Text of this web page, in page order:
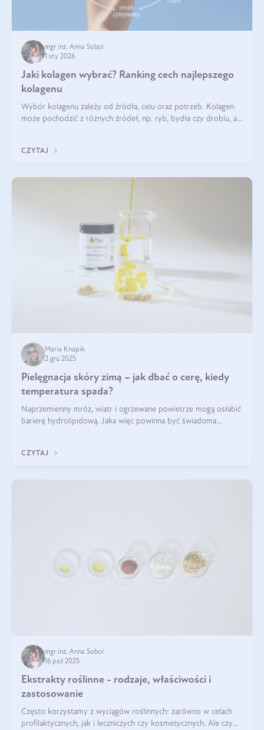
mgr inż. Anna Sobol
1 sty 2026
Jaki kolagen wybrać? Ranking cech najlepszego
kolagenu
Wybór kolagenu zależy od źródła, celu oraz potrzeb. Kolagen
może pochodzić z różnych źródeł, np. ryb, bydła czy drobiu, a
bydlęcy.
CZYTAJ
Maria Knapik
2 gru 2025
Pielęgnacja skóry zimą – jak dbać o cerę, kiedy
temperatura spada?
Naprzemienny mróz, wiatr i ogrzewane powietrze mogą osłabić
barierę hydrolipidową. Jaka więc powinna być świadoma
CZYTAJ
mgr inż. Anna Sobol
16 paź 2025
Ekstrakty roślinne - rodzaje, właściwości i
zastosowanie
Często korzystamy z wyciągów roślinnych: zarówno w celach
profilaktycznych, jak i leczniczych czy kosmetycznych. Ale czy